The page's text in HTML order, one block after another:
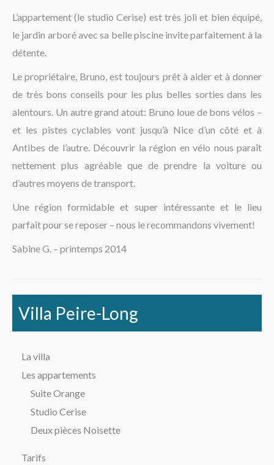
L’appartement (le studio Cerise) est très joli et bien équipé,
le jardin arboré avec sa belle piscine invite parfaitement à la
détente.
Le propriétaire, Bruno, est toujours prêt à aider et à donner
de très bons conseils pour les plus belles sorties dans les
alentours. Un autre grand atout: Bruno loue de bons vélos –
et les pistes cyclables vont jusqu’à Nice d’un côté et à
Antibes de l’autre. Découvrir la région en vélo nous paraît
nettement plus agréable que de prendre la voiture ou
d’autres moyens de transport.
Une région formidable et super intéressante et le lieu
parfait pour se reposer – nous le recommandons vivement!
Sabine G. – printemps 2014
Villa Peire-Long
La villa
Les appartements
Suite Orange
Studio Cerise
Deux pièces Noisette
Tarifs